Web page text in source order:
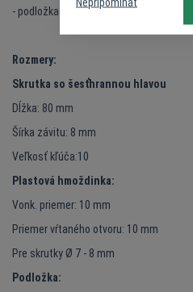
- podložka
Rozmery:
Skrutka so šesťhrannou hlavou
Dĺžka: 80 mm
Šírka závitu: 8 mm
Veľkosť kľúča:10
Plastová hmoždinka:
Vonk. priemer: 10 mm
Priemer vŕtaného otvoru: 10 mm
Pre skrutky Ø 7 - 8 mm
Podložka: